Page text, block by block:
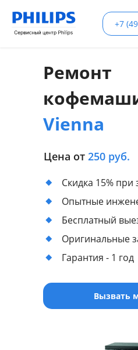
+7
Ремонт
Vienna
Вызвать
Цена от 250 руб.
Скидка 15% при
Опытные
Бесплатный
Оригинальные
Гарантия - 1 год